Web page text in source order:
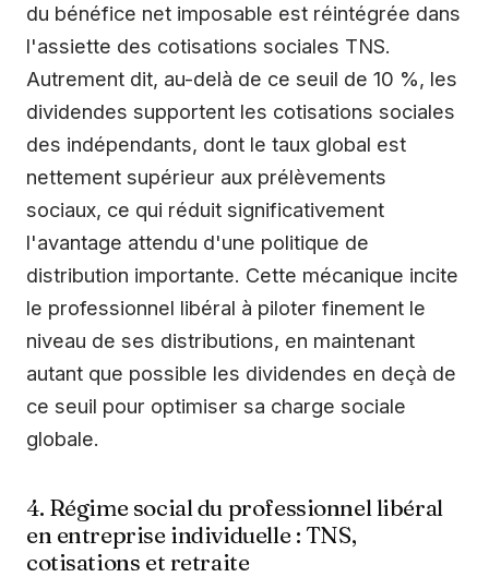
du bénéfice net imposable est réintégrée dans
l'assiette des cotisations sociales TNS.
Autrement dit, au-delà de ce seuil de 10 %, les
dividendes supportent les cotisations sociales
des indépendants, dont le taux global est
nettement supérieur aux prélèvements
sociaux, ce qui réduit significativement
l'avantage attendu d'une politique de
distribution importante. Cette mécanique incite
le professionnel libéral à piloter finement le
niveau de ses distributions, en maintenant
autant que possible les dividendes en deçà de
ce seuil pour optimiser sa charge sociale
globale.
4. Régime social du professionnel libéral
en entreprise individuelle : TNS,
cotisations et retraite